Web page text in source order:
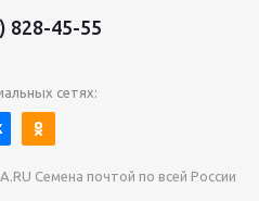
828-45-55
сетях:
Семена почтой по всей России